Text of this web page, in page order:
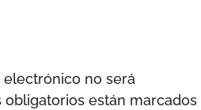
no será
obligatorios están marcados